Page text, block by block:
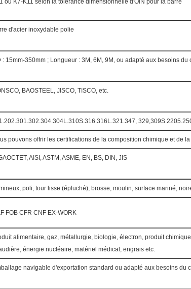
ou K7-K11 selon la tolérance dimensionnelle d'OIN pour la barre
d'acier inoxydable polie
: 15mm-350mm ; Longueur : 3M, 6M, 9M, ou adapté aux besoins du
BAOSTEEL, JISCO, TISCO, etc.
pouvons offrir les certifications de la composition chimique et de
AISI, ASTM, ASME, EN, BS, DIN, JIS
poli, tour lisse (épluché), brosse, moulin, surface mariné,
FOB CFR CNF EX-WORK
alimentaire, gaz, métallurgie, biologie, électron, produit
énergie nucléaire, matériel médical, engrais etc.
navigable d'exportation standard ou adapté aux besoins du